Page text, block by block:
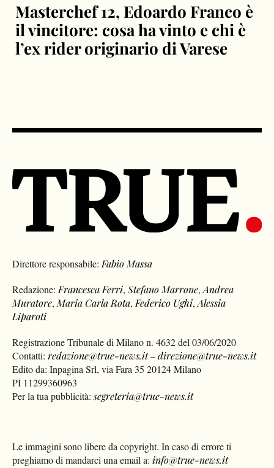
Masterchef 12, Edoardo Franco è
il vincitore: cosa ha vinto e chi è
l’ex rider originario di Varese
Direttore responsabile: Fabio Massa
Redazione: Francesca Ferri,Stefano Marrone,Andrea
Muratore, Maria Carla Rota, Federico Ughi,Alessia
Liparoti
Registrazione Tribunale di Milano n. 4632 del 03/06/2020
Contatti:redazione@true-news.it–direzione@true-news.it
Edito da: Inpagina Srl, via Fara 35 20124 Milano
PI 11299360963
Per la tua pubblicità:segreteria@true-news.it
Le immagini sono libere da copyright. In caso di errore ti
preghiamo di mandarci una email a: info@true-news.it